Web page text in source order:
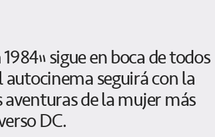
sigue en boca de todos
autocinema seguirá con la
de la mujer más
DC.